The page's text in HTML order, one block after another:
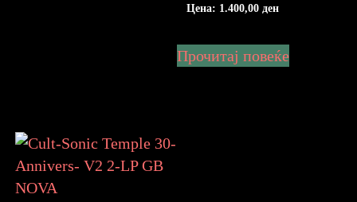
Цена: 1.400,00 ден
Прочитај повеќе